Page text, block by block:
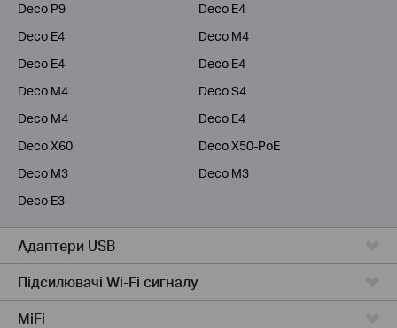
Deco P9
Deco E4
Deco E4
Deco M4
Deco E4
Deco E4
Deco M4
Deco S4
Deco M4
Deco E4
Deco X60
Deco X50-PoE
Deco M3
Deco M3
Deco E3
Адаптери USB
Підсилювачi Wi-Fi сигналу
MiFi